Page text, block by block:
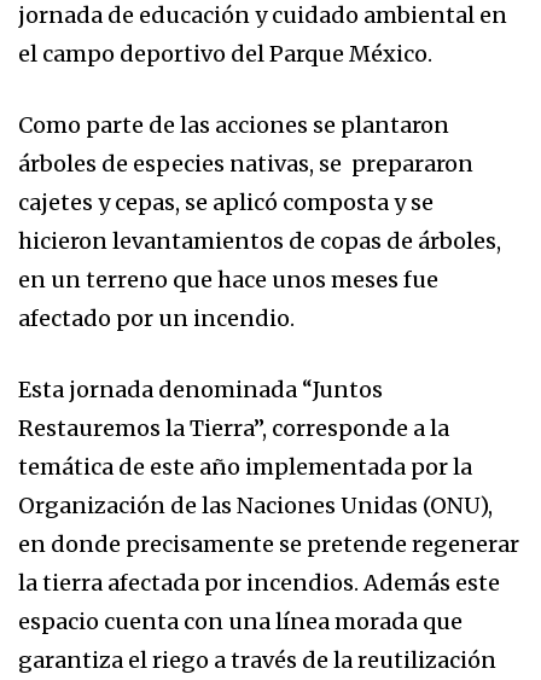
jornada de educación y cuidado ambiental en
el campo deportivo del Parque México.
Como parte de las acciones se plantaron
árboles de especies nativas, se prepararon
cajetes y cepas, se aplicó composta y se
hicieron levantamientos de copas de árboles,
en un terreno que hace unos meses fue
afectado por un incendio.
Esta jornada denominada “Juntos
Restauremos la Tierra”, corresponde a la
temática de este año implementada por la
Organización de las Naciones Unidas (ONU),
en donde precisamente se pretende regenerar
la tierra afectada por incendios. Además este
espacio cuenta con una línea morada que
garantiza el riego a través de la reutilización